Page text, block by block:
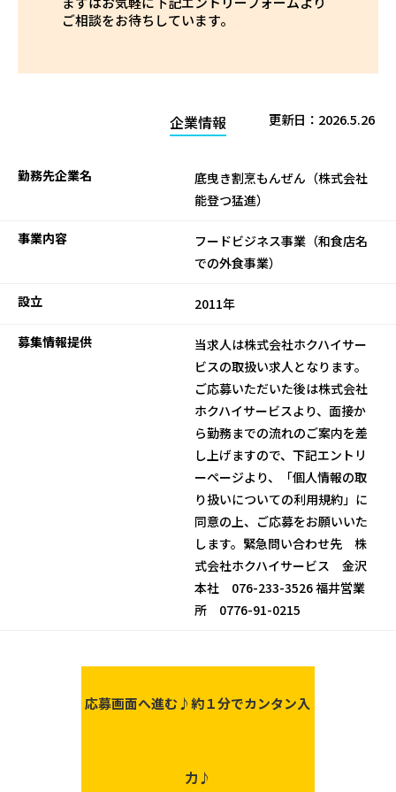
ご相談をお待ちしています。
更新日： 2026.5.26
企業情報
勤務先企業名
底曳き割烹もんぜん（株式会社
能登つ猛進）
事業内容
フードビジネス事業（和食店名
での外食事業）
設立 2011年
募集情報提供
当求人は株式会社ホクハイサー
ビスの取扱い求人となります。
ご応募いただいた後は株式会社
ホクハイサービスより、面接か
ら勤務までの流れのご案内を差
し上げますので、下記エントリ
ーページより、「個人情報の取
り扱いについての利用規約」に
同意の上、ご応募をお願いいた
します。緊急問い合わせ先 株
式会社ホクハイサービス 金沢
本社 076-233-3526 福井営業
所 0776-91-0215
応募画面へ進む♪約１分でカンタン入
力♪